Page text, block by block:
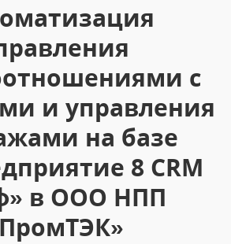
с
и управления
на базе
8 CRM
в ООО НПП